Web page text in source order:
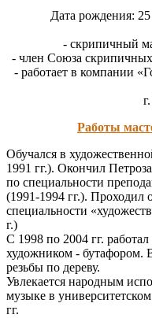
Дата рождения:
- скрипичный
- член Союза
- работает в компании
Работы
Обучался в
1991 гг.). Окончил
по специальности
(1991-1994 гг.). Проходил
специальности
г.)
С 1998 по 2004 гг.
художником - бутафором.
резьбы по дереву.
Увлекается народным
музыке в
гг.